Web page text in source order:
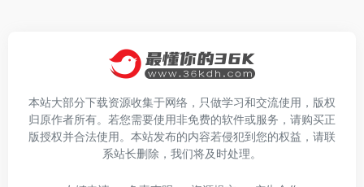
本站大部分下载资源收集于网络，只做学习和交流使用，版权
归原作者所有。若您需要使用非免费的软件或服务，请购买正
版授权并合法使用。本站发布的内容若侵犯到您的权益，请联
系站长删除，我们将及时处理。